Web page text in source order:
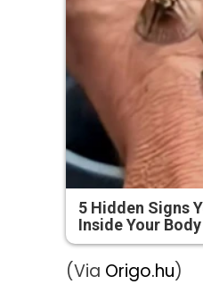
5 Hidden Signs
Inside Your Body
(Via Origo.hu)